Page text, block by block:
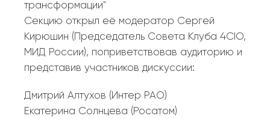
трансформации"
Секцию открыл её модератор Сергей
Кирюшин (Председатель Совета Клуба 4CIO,
МИД России), поприветствовав аудиторию и
представив участников дискуссии:
Дмитрий Алтухов (Интер РАО)
Екатерина Солнцева (Росатом)